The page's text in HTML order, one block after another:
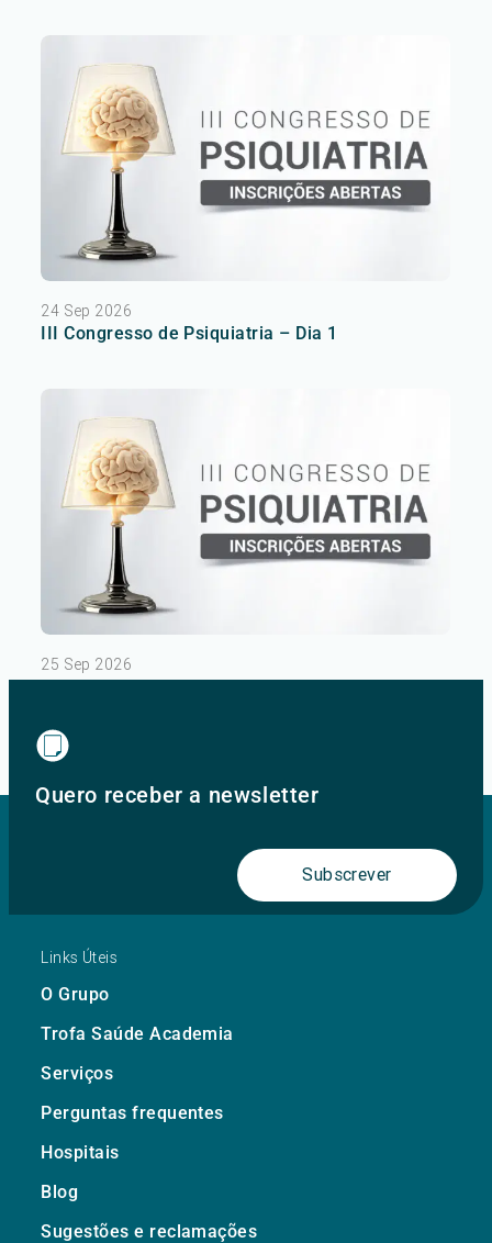
24 Sep 2026
III Congresso de Psiquiatria – Dia 1
25 Sep 2026
III Congresso de Psiquiatria – Dia 2
Quero receber a newsletter
Subscrever
Links Úteis
O Grupo
Trofa Saúde Academia
Serviços
Perguntas frequentes
Hospitais
Blog
Sugestões e reclamações